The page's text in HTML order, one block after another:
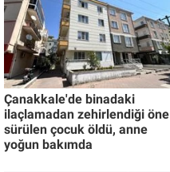
Çanakkale'de binadaki
ilaçlamadan zehirlendiği öne
sürülen çocuk öldü, anne
yoğun bakımda